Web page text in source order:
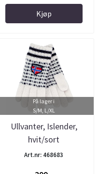
Kjøp
På lager i
S/M, L/XL
Ullvanter, Islender,
hvit/sort
Art.nr: 468683